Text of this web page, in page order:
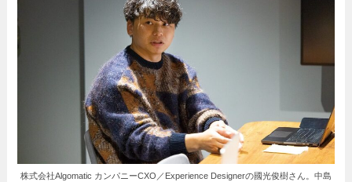
株式会社Algomatic カンパニーCXO／Experience Designerの國光俊樹さん。中島